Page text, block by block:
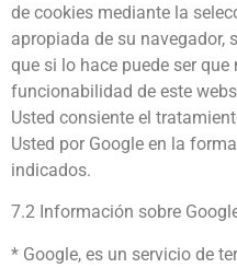
de cookies mediante la
apropiada de su navegador,
que si lo hace puede ser
funcionabilidad de este
Usted consiente el
Usted por Google en la
indicados.
7.2 Información sobre
* Google, es un servicio de